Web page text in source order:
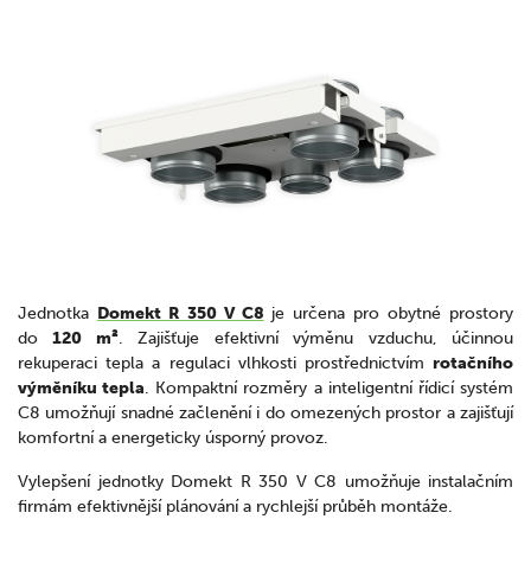
Jednotka Domekt R 350 V C8 je určena pro obytné prostory
do120 m². Zajišťuje efektivní výměnu vzduchu, účinnou
rekuperaci tepla a regulaci vlhkosti prostřednictvím rotačního
výměníku tepla. Kompaktní rozměry a inteligentní řídicí systém
C8 umožňují snadné začlenění i do omezených prostor a zajišťují
komfortní a energeticky úsporný provoz.
Vylepšení jednotky Domekt R 350 V C8 umožňuje instalačním
firmám efektivnější plánování a rychlejší průběh montáže.